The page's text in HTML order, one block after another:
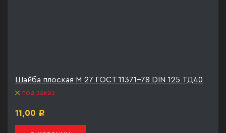
Шайба плоская М 27 ГОСТ 11371-78 DIN 125 ТД40
под заказ
11,00 Р